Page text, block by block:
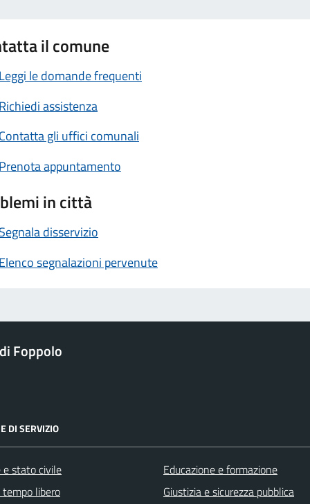
il comune
Leggi le domande frequenti
Richiedi assistenza
Contatta gli uffici comunali
Prenota appuntamento
in città
Segnala disservizio
Elenco segnalazioni pervenute
Foppolo
DI SERVIZIO
e stato civile
libero
Educazione e formazione
Giustizia e sicurezza pubblica